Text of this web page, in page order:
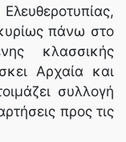
Ελευθεροτυπίας,
πάνω στο
κλασσικής
Αρχαία και
συλλογή
προς τις